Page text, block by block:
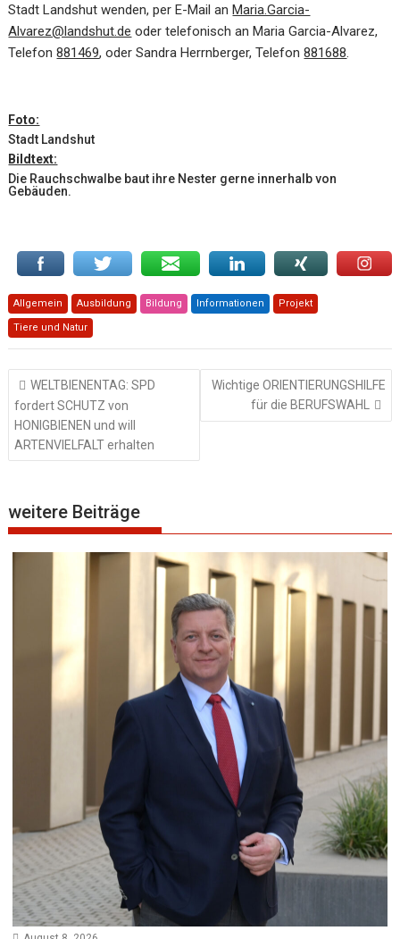
Stadt Landshut wenden, per E-Mail anMaria.Garcia-
Alvarez@landshut.de oder telefonisch an Maria Garcia-Alvarez,
Telefon881469, oder Sandra Herrnberger, Telefon881688.
Foto:
Stadt Landshut
Bildtext:
Die Rauchschwalbe baut ihre Nester gerne innerhalb von
Gebäuden.
Allgemein Ausbildung Bildung Informationen Projekt
Tiere und Natur
Beitragsnavigation
WELTBIENENTAG: SPD
fordert SCHUTZ von
HONIGBIENEN und will
ARTENVIELFALT erhalten
Wichtige ORIENTIERUNGSHILFE
für die BERUFSWAHL
weitere Beiträge